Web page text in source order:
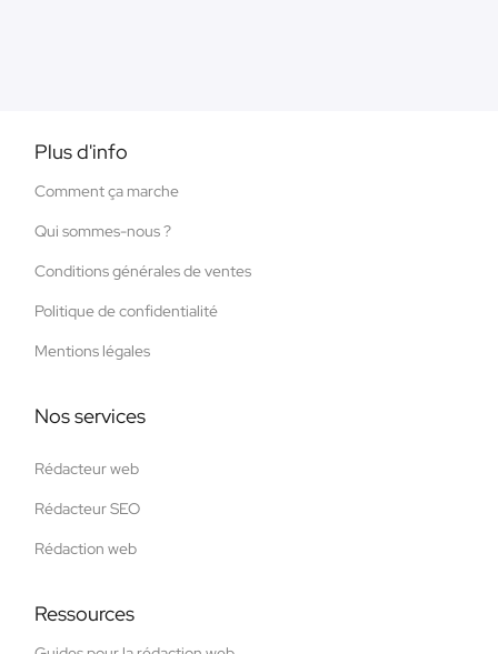
Plus d'info
Comment ça marche
Qui sommes-nous ?
Conditions générales de ventes
Politique de confidentialité
Mentions légales
Nos services
Rédacteur web
Rédacteur SEO
Rédaction web
Ressources